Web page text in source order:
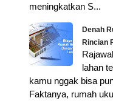
meningkatkan S...
Denah
Rincian
lahan
kamu nggak bisa
Faktanya, rumah